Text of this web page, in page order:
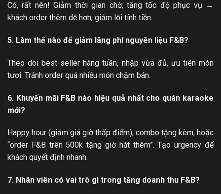
Có, rất nên! Giảm thời gian chờ, tăng tốc độ phục vụ →
khách order thêm dễ hơn, giảm lỗi tính tiền.
5. Làm thế nào để giảm lãng phí nguyên liệu F&B?
Theo dõi best-seller hàng tuần, nhập vừa đủ, ưu tiên món
tươi. Tránh order quá nhiều món chậm bán.
6. Khuyến mãi F&B nào hiệu quả nhất cho quán karaoke
mới?
Happy hour (giảm giá giờ thấp điểm), combo tặng kèm, hoặc
“order F&B trên 500k tặng giờ hát thêm”. Tạo urgency để
khách quyết định nhanh.
7. Nhân viên có vai trò gì trong tăng doanh thu F&B?